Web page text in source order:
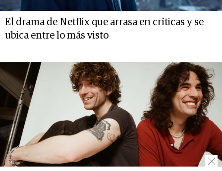
El drama de Netflix que arrasa en críticas y se
ubica entre lo más visto